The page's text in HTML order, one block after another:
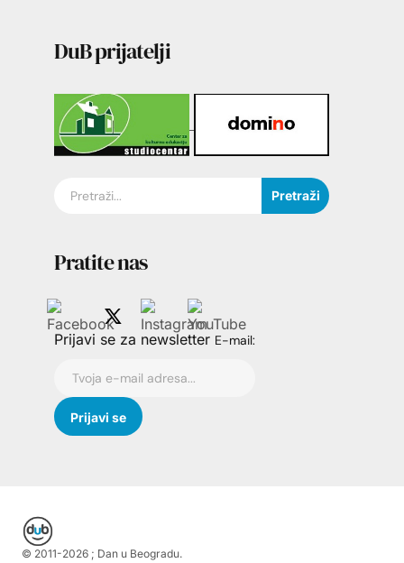
DuB prijatelji
Pretraži
Pratite nas
Prijavi se za newsletter E-mail:
© 2011-2026 ; Dan u Beogradu.